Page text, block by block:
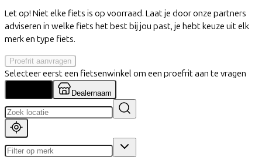
Let op! Niet elke fiets is op voorraad. Laat je door onze partners
adviseren in welke fiets het best bij jou past, je hebt keuze uit elk
merk en type fiets.
Proefrit aanvragen
Selecteer eerst een fietsenwinkel om een proefrit aan te vragen
Dealernaam